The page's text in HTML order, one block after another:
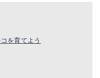
を育てよう